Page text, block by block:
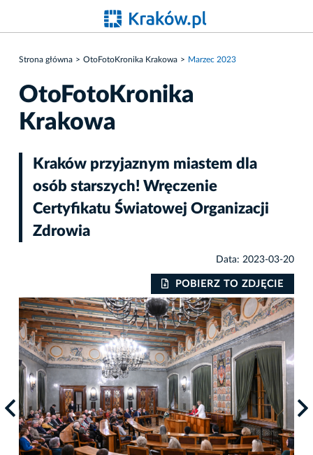
Strona główna OtoFotoKronika Krakowa Marzec 2023
OtoFotoKronika
Krakowa
Kraków przyjaznym miastem dla
osób starszych! Wręczenie
Certyfikatu Światowej Organizacji
Zdrowia
Data: 2023-03-20
POBIERZ TO ZDJĘCIE